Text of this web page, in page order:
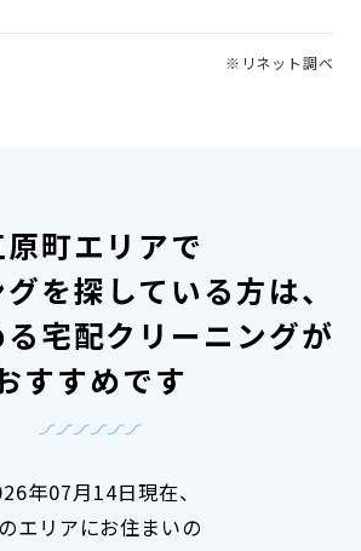
※リネット調べ
原町エリアで
を探している方は、
宅配クリーニングが
すすめです
年07月14日現在、
エリアにお住まいの